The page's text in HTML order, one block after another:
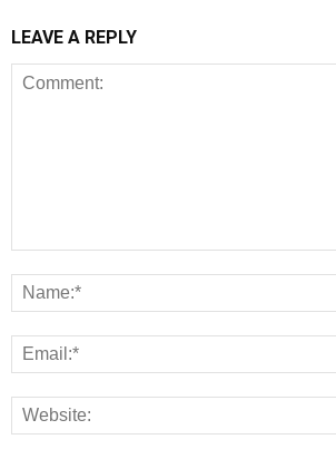
LEAVE A REPLY